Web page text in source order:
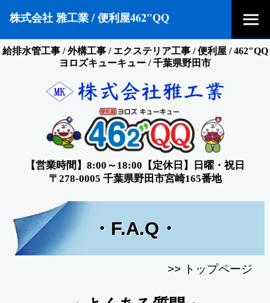
株式会社 雅工業 / 便利屋462"QQ
給排水管工事 / 外構工事 / エクステリア工事 / 便利屋 / 462"QQ
ヨロズキューキュー / 千葉県野田市
【営業時間】8:00～18:00【定休日】日曜・祝日
〒278-0005 千葉県野田市宮崎165番地
・F.A.Q・
>> トップページ